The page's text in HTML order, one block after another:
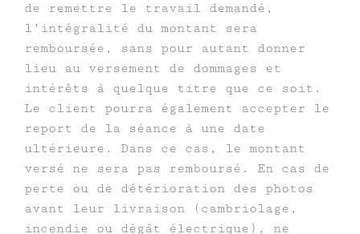
de remettre le travail demandé,
l’intégralité du montant sera
remboursée, sans pour autant donner
lieu au versement de dommages et
intérêts à quelque titre que ce soit.
Le client pourra également accepter le
report de la séance à une date
ultérieure. Dans ce cas, le montant
versé ne sera pas remboursé. En cas de
perte ou de détérioration des photos
avant leur livraison (cambriolage,
incendie ou dégât électrique), ne